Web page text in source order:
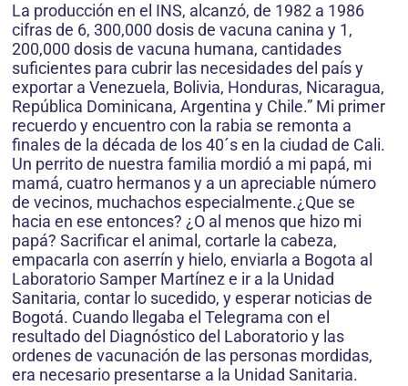
La producción en el INS, alcanzó, de 1982 a 1986
cifras de 6, 300,000 dosis de vacuna canina y 1,
200,000 dosis de vacuna humana, cantidades
suficientes para cubrir las necesidades del país y
exportar a Venezuela, Bolivia, Honduras, Nicaragua,
República Dominicana, Argentina y Chile.” Mi primer
recuerdo y encuentro con la rabia se remonta a
finales de la década de los 40´s en la ciudad de Cali.
Un perrito de nuestra familia mordió a mi papá, mi
mamá, cuatro hermanos y a un apreciable número
de vecinos, muchachos especialmente.¿Que se
hacia en ese entonces? ¿O al menos que hizo mi
papá? Sacrificar el animal, cortarle la cabeza,
empacarla con aserrín y hielo, enviarla a Bogota al
Laboratorio Samper Martínez e ir a la Unidad
Sanitaria, contar lo sucedido, y esperar noticias de
Bogotá. Cuando llegaba el Telegrama con el
resultado del Diagnóstico del Laboratorio y las
ordenes de vacunación de las personas mordidas,
era necesario presentarse a la Unidad Sanitaria.